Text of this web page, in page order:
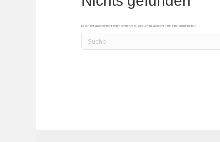
Es scheint, dass wir nicht finden können, was Sie suchen. Vielleicht kann eine Suche helfen.